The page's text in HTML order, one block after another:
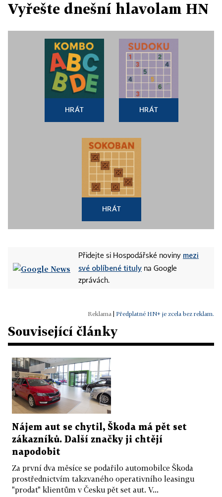
Vyřešte dnešní hlavolam HN
HRÁT HRÁT
HRÁT
Přidejte si Hospodářské noviny mezi
své oblíbené tituly na Google
zprávách.
Předplatné HN+ je zcela bez reklam.
Související články
Nájem aut se chytil, Škoda má pět set
zákazníků. Další značky ji chtějí
napodobit
Za první dva měsíce se podařilo automobilce Škoda
prostřednictvím takzvaného operativního leasingu
"prodat" klientům v Česku pět set aut. V...